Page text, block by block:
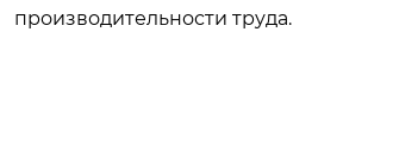
производительности труда.